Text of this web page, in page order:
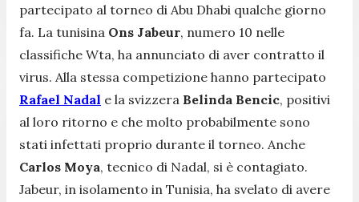
partecipato al torneo di Abu Dhabi qualche giorno
fa. La tunisina Ons Jabeur, numero 10 nelle
classifiche Wta, ha annunciato di aver contratto il
virus. Alla stessa competizione hanno partecipato
Rafael Nadal e la svizzera Belinda Bencic, positivi
al loro ritorno e che molto probabilmente sono
stati infettati proprio durante il torneo. Anche
Carlos Moya, tecnico di Nadal, si è contagiato.
Jabeur, in isolamento in Tunisia, ha svelato di avere